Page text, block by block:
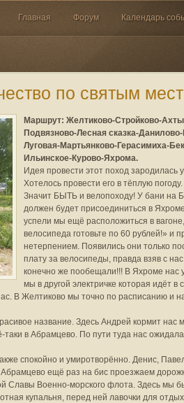
Главная Форум Календарь
по святым
Маршрут: Желтиково-Стройково-
Подвязново-Лесная сказка-
Луговая-Мартьянково-Герасимиха-
Ильинское-Курово-Яхрома.
Идея провести этот поход зародилась
Хотелось провести его в тёплую
Значит БЫТЬ и велопоходу! У бани на
должен будет присоединиться в
успели мы ещё расположиться в
велосипеда готовьте по 60 рублей!» и
нетерпением. Появились они только
плату за велосипеды, правда взяв с
конечно же пообещали!!! В Яхроме нас
мы в другой электричке которая идёт в
В Желтиково мы точно по расписанию и
название. Здесь Андрей кормит
в Абрамцево. По пути туда нас
спокойно и умиротворённо. Денис,
ещё раз на бис проезжаем
Славы Военно-морского флота. Здесь мы
купальня, перед ней лавочки для